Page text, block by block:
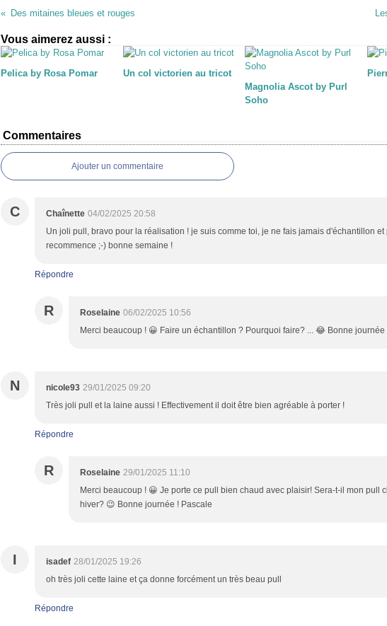
Des mitaines bleues et rouges
Vous aimerez aussi :
Pelica by Rosa Pomar
Un col victorien au tricot
Magnolia Ascot by Purl
Soho
Commentaires
Ajouter un commentaire
C Chaînette 04/02/2025 20:58
Un joli pull, bravo pour la réalisation ! je suis comme toi, je ne fais jamais d'échantillon et
recommence ;-) bonne semaine !
Répondre
R Roselaine 06/02/2025 10:56
Merci beaucoup ! 😀 Faire un échantillon ? Pourquoi faire? ... 😂 Bonne journée
N nicole93 29/01/2025 09:20
Très joli pull et la laine aussi ! Effectivement il doit être bien agréable à porter !
Répondre
R Roselaine 29/01/2025 11:10
Merci beaucoup ! 😀 Je porte ce pull bien chaud avec plaisir! Sera-t-il mon pull
hiver? 😉 Bonne journée ! Pascale
I isadef 28/01/2025 19:26
oh très joli cette laine et ça donne forcément un très beau pull
Répondre